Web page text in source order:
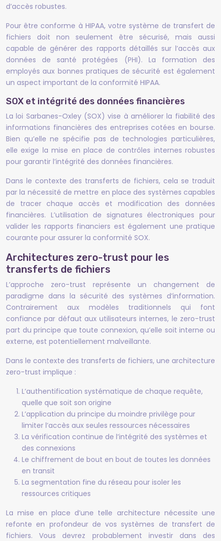
d’accès robustes.
Pour être conforme à HIPAA, votre système de transfert de
fichiers doit non seulement être sécurisé, mais aussi
capable de générer des rapports détaillés sur l’accès aux
données de santé protégées (PHI). La formation des
employés aux bonnes pratiques de sécurité est également
un aspect important de la conformité HIPAA.
SOX et intégrité des données financières
La loi Sarbanes-Oxley (SOX) vise à améliorer la fiabilité des
informations financières des entreprises cotées en bourse.
Bien qu’elle ne spécifie pas de technologies particulières,
elle exige la mise en place de contrôles internes robustes
pour garantir l’intégrité des données financières.
Dans le contexte des transferts de fichiers, cela se traduit
par la nécessité de mettre en place des systèmes capables
de tracer chaque accès et modification des données
financières. L’utilisation de signatures électroniques pour
valider les rapports financiers est également une pratique
courante pour assurer la conformité SOX.
Architectures zero-trust pour les
transferts de fichiers
L’approche zero-trust représente un changement de
paradigme dans la sécurité des systèmes d’information.
Contrairement aux modèles traditionnels qui font
confiance par défaut aux utilisateurs internes, le zero-trust
part du principe que toute connexion, qu’elle soit interne ou
externe, est potentiellement malveillante.
Dans le contexte des transferts de fichiers, une architecture
zero-trust implique :
L’authentification systématique de chaque requête,
quelle que soit son origine
L’application du principe du moindre privilège pour
limiter l’accès aux seules ressources nécessaires
La vérification continue de l’intégrité des systèmes et
des connexions
Le chiffrement de bout en bout de toutes les données
en transit
La segmentation fine du réseau pour isoler les
ressources critiques
La mise en place d’une telle architecture nécessite une
refonte en profondeur de vos systèmes de transfert de
fichiers. Vous devrez probablement investir dans des